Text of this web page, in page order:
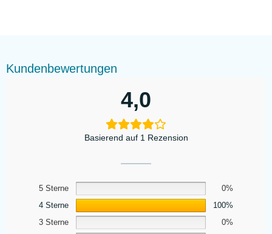
Kundenbewertungen
4,0
Basierend auf 1 Rezension
5 Sterne
0%
4 Sterne
100%
3 Sterne
0%